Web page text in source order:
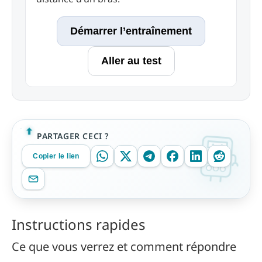
Démarrer l’entraînement
Aller au test
PARTAGER CECI ?
Copier le lien
Instructions rapides
Ce que vous verrez et comment répondre